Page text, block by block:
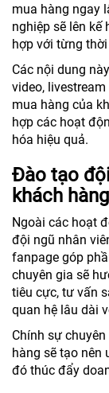
mua hàng ngay
nghiệp sẽ lên kế
hợp với từng
Các nội dung
video,
mua hàng của
hợp các hoạt
hóa hiệu quả.
Đào tạo
khách hàng
Ngoài các hoạt
đội ngũ nhân
fanpage góp
chuyên gia sẽ
tiêu cực, tư vấn
quan hệ lâu dài
Chính sự
hàng sẽ tạo nên
đó thúc đẩy